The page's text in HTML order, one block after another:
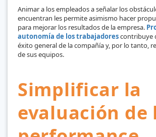
Animar a los empleados a señalar los
encuentran les permite asimismo hacer
para mejorar los resultados de la empresa.
autonomía de los trabajadorescontribuye
éxito general de la compañía y, por lo tanto,
de sus equipos.
Simplificar la
evaluación de